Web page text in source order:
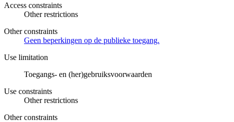
Access constraints
Other restrictions
Other constraints
Geen beperkingen op de publieke toegang.
Use limitation
Toegangs- en (her)gebruiksvoorwaarden
Use constraints
Other restrictions
Other constraints